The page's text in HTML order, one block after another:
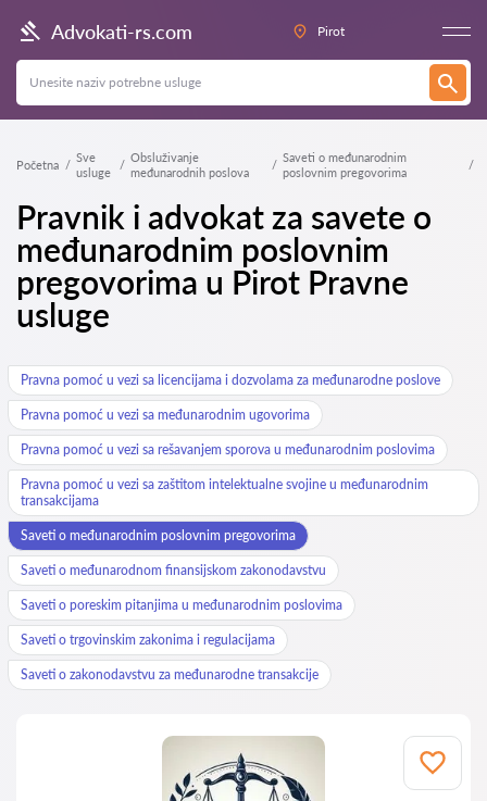
Advokati-rs.com Pirot
Početna
Sve
usluge
Obsluživanje
međunarodnih poslova
Saveti o međunarodnim
poslovnim pregovorima
Pravnik i advokat za savete o
međunarodnim poslovnim
pregovorima u Pirot Pravne
usluge
Pravna pomoć u vezi sa licencijama i dozvolama za međunarodne poslove
Pravna pomoć u vezi sa međunarodnim ugovorima
Pravna pomoć u vezi sa rešavanjem sporova u međunarodnim poslovima
Pravna pomoć u vezi sa zaštitom intelektualne svojine u međunarodnim
transakcijama
Saveti o međunarodnim poslovnim pregovorima
Saveti o međunarodnom finansijskom zakonodavstvu
Saveti o poreskim pitanjima u međunarodnim poslovima
Saveti o trgovinskim zakonima i regulacijama
Saveti o zakonodavstvu za međunarodne transakcije